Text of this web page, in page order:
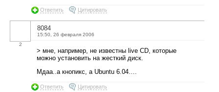
Ответить Цитировать
2
8084
15:50, 26 февраля 2006
> мне, например, не известны live CD, которые
можно установить на жесткий диск.
Мдаа..а кнопикс, а Ubuntu 6.04….
Ответить Цитировать